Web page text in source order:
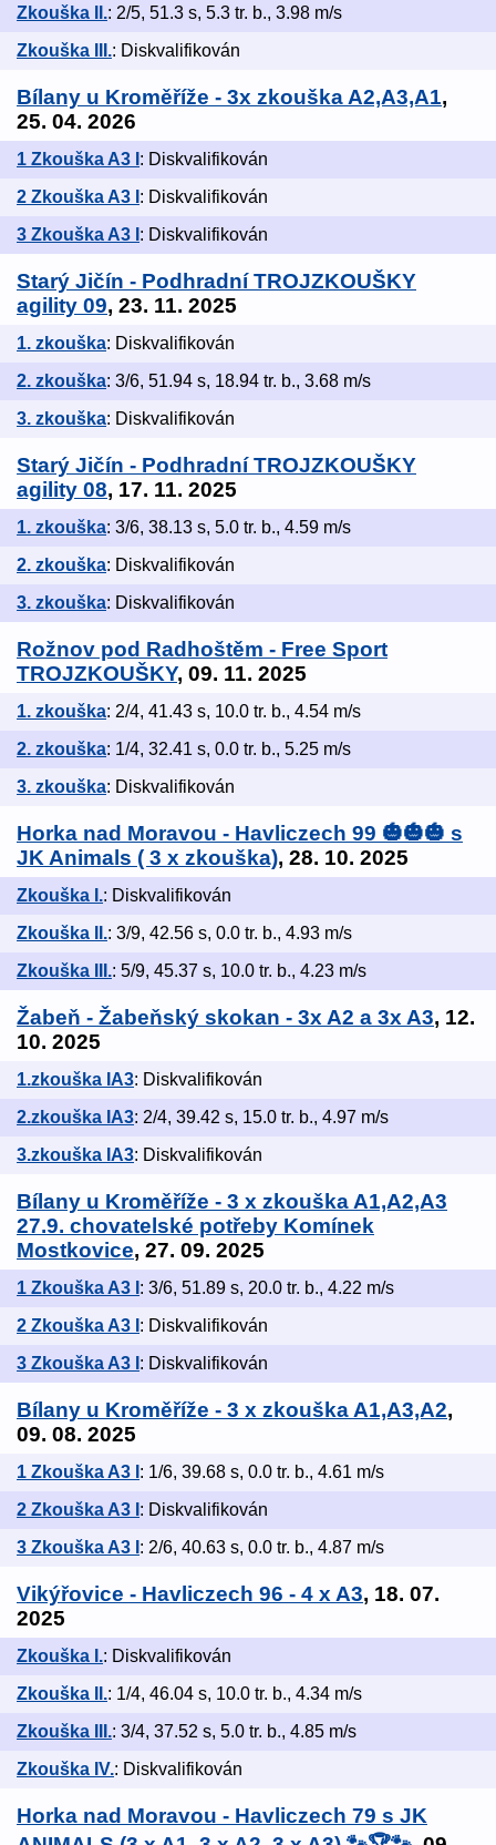
Zkouška II.: 2/5, 51.3 s, 5.3 tr. b., 3.98 m/s
Zkouška III.: Diskvalifikován
Bílany u Kroměříže - 3x zkouška A2,A3,A1,
25. 04. 2026
1 Zkouška A3 I : Diskvalifikován
2 Zkouška A3 I : Diskvalifikován
3 Zkouška A3 I : Diskvalifikován
Starý Jičín - Podhradní TROJZKOUŠKY
agility 09, 23. 11. 2025
1. zkouška: Diskvalifikován
2. zkouška: 3/6, 51.94 s, 18.94 tr. b., 3.68 m/s
3. zkouška: Diskvalifikován
Starý Jičín - Podhradní TROJZKOUŠKY
agility 08, 17. 11. 2025
1. zkouška: 3/6, 38.13 s, 5.0 tr. b., 4.59 m/s
2. zkouška: Diskvalifikován
3. zkouška: Diskvalifikován
Rožnov pod Radhoštěm - Free Sport
TROJZKOUŠKY, 09. 11. 2025
1. zkouška: 2/4, 41.43 s, 10.0 tr. b., 4.54 m/s
2. zkouška: 1/4, 32.41 s, 0.0 tr. b., 5.25 m/s
3. zkouška: Diskvalifikován
Horka nad Moravou - Havliczech 99 🎃🎃🎃 s
JK Animals ( 3 x zkouška), 28. 10. 2025
Zkouška I.: Diskvalifikován
Zkouška II.: 3/9, 42.56 s, 0.0 tr. b., 4.93 m/s
Zkouška III.: 5/9, 45.37 s, 10.0 tr. b., 4.23 m/s
Žabeň - Žabeňský skokan - 3x A2 a 3x A3, 12.
10. 2025
1.zkouška IA3: Diskvalifikován
2.zkouška IA3: 2/4, 39.42 s, 15.0 tr. b., 4.97 m/s
3.zkouška IA3: Diskvalifikován
Bílany u Kroměříže - 3 x zkouška A1,A2,A3
27.9. chovatelské potřeby Komínek
Mostkovice, 27. 09. 2025
1 Zkouška A3 I : 3/6, 51.89 s, 20.0 tr. b., 4.22 m/s
2 Zkouška A3 I : Diskvalifikován
3 Zkouška A3 I : Diskvalifikován
Bílany u Kroměříže - 3 x zkouška A1,A3,A2,
09. 08. 2025
1 Zkouška A3 I : 1/6, 39.68 s, 0.0 tr. b., 4.61 m/s
2 Zkouška A3 I : Diskvalifikován
3 Zkouška A3 I : 2/6, 40.63 s, 0.0 tr. b., 4.87 m/s
Vikýřovice - Havliczech 96 - 4 x A3, 18. 07.
2025
Zkouška I.: Diskvalifikován
Zkouška II.: 1/4, 46.04 s, 10.0 tr. b., 4.34 m/s
Zkouška III.: 3/4, 37.52 s, 5.0 tr. b., 4.85 m/s
Zkouška IV.: Diskvalifikován
Horka nad Moravou - Havliczech 79 s JK